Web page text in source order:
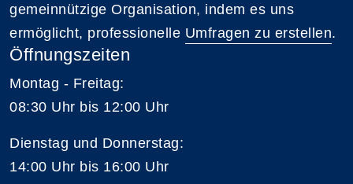
gemeinnützige Organisation, indem es uns
ermöglicht, professionelle Umfragen zu erstellen.
Öffnungszeiten
Montag - Freitag:
08:30 Uhr bis 12:00 Uhr
Dienstag und Donnerstag:
14:00 Uhr bis 16:00 Uhr